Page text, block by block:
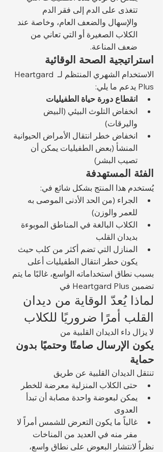
تتغذى على الدم إلى فقر الدم
والإسهال والضعف العام، وخاصة عند
الكلاب الصغيرة أو التي تعاني من
ضعف المناعة.
استراتيجية الصحة الوقائية
الاستخدام الشهري المنتظم لـ Heartgard
Plus يدعم ما يلي:
انقطاع دورة حياة الطفيليات
انخفاض التلوث البيئي (البيض
واليرقات)
انخفاض خطر انتقال الأمراض الحيوانية
المنشأ (بعض الطفيليات يمكن أن
تصيب البشر)
الفئة المستهدفة
يُستخدم هذا المنتج بشكل شائع في:
الجراء (من الحد الأدنى الموصى به
للعمر والوزن)
الكلاب البالغة في المناطق الموبوءة
بديدان القلب
المنازل التي تضم أكثر من كلب حيث
يكون خطر انتقال الطفيليات أعلى
بسبب نطاق استخداماته الواسع، غالبًا ما يتم
تضمين Heartgard Plus في
لماذا يُعدّ الوقاية من ديدان
القلب أمرًا ضروريًا للكلاب
لا يزال داء الديدان القلبية من
يكون الإرسال صامتًا وحتميًا بدون
حماية
تنتقل الديدان القلبية عن طريق
حتى الكلاب المنزلية معرضة للخطر
يمكن لبعوضة واحدة مصابة أن تبدأ
العدوى
غالباً ما يكون التعرض للشمس أمراً لا
مفر منه في العديد من المناخات
نظراً لانتشار البعوض على نطاق واسع،